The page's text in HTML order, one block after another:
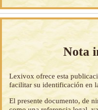
Nota
Lexivox ofrece esta
facilitar su identificación en
El presente documento, de